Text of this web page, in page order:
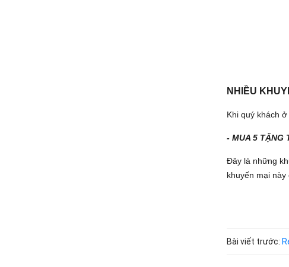
NHIỀU
Khi quý khách
- MUA 5 TẶNG
Đây là những
khuyến mại
Bài viết trước: